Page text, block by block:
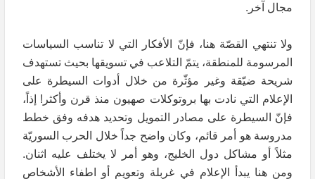
مجال آخر.
ولا تنتهي القصّة هنا، فإنّ الأفكار التي لا تناسب السياسات
المرسومة للمنطقة، يتمّ التلاعب في تسويقها بحيث تستهدف
شريحة ضيّقة وغير مؤثّرة من خلال أدوات السيطرة على
الإعلام التي نادت بها بروتوكلات صهيون منذ قرن وأكثر! إذاً،
فإنّ السيطرة على مصادر التمويل وتحديد هدفه وفق خطط
مدروسة هو أمر قائم، وكان واضح جداً خلال الحرب السوريّة
مثلاً أو مشاكل دول الخليج، وهو أمر لا يختلف عليه اثنان.
ومن هنا يبدأ الإعلام في غربلة وتعويم أو اطفاء الأشخاص